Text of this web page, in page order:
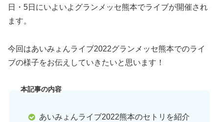
日・5日にいよいよグランメッセ熊本でライブが開催され
ます。
今回はあいみょんライブ2022グランメッセ熊本でのライ
ブの様子をお伝えしていきたいと思います！
本記事の内容
あいみょんライブ2022熊本のセトリを紹介